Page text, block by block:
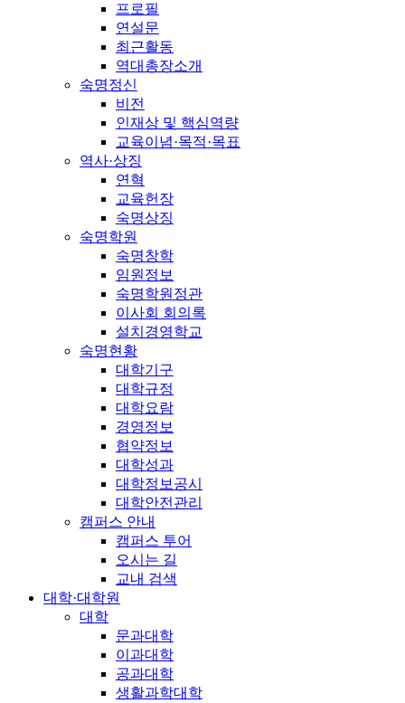
프로필
연설문
최근활동
역대총장소개
숙명정신
비전
인재상 및 핵심역량
교육이념·목적·목표
역사·상징
연혁
교육헌장
숙명상징
숙명학원
숙명창학
임원정보
숙명학원정관
이사회 회의록
설치경영학교
숙명현황
대학기구
대학규정
대학요람
경영정보
협약정보
대학성과
대학정보공시
대학안전관리
캠퍼스 안내
캠퍼스 투어
오시는 길
교내 검색
대학·대학원
대학
문과대학
이과대학
공과대학
생활과학대학